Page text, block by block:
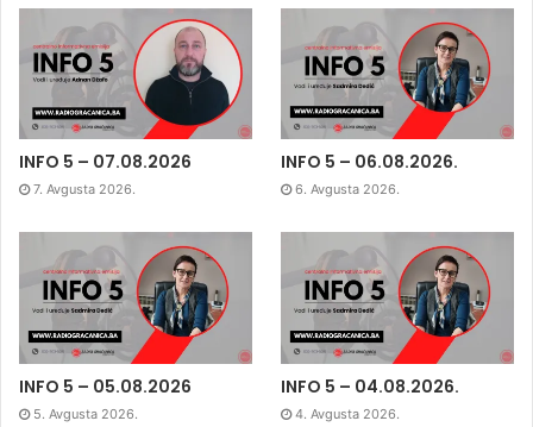
INFO 5 – 07.08.2026
7. Avgusta 2026.
INFO 5 – 06.08.2026.
6. Avgusta 2026.
INFO 5 – 05.08.2026
5. Avgusta 2026.
INFO 5 – 04.08.2026.
4. Avgusta 2026.